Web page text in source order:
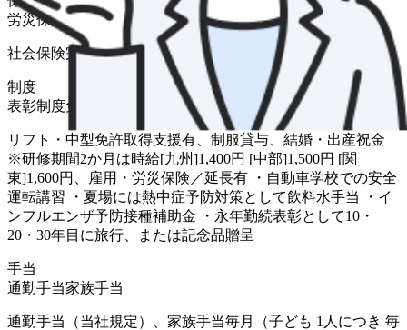
労災保険雇用保険健康保険厚生年金
社会保険完備
制度
表彰制度免許･資格取得制度研修制度 制服貸与
リフト・中型免許取得支援有、制服貸与、結婚・出産祝金
※研修期間2か月は時給[九州]1,400円 [中部]1,500円 [関
東]1,600円、雇用・労災保険／延長有 ・自動車学校での安全
運転講習 ・夏場には熱中症予防対策として飲料水手当 ・イ
ンフルエンザ予防接種補助金 ・永年勤続表彰として10・
20・30年目に旅行、または記念品贈呈
手当
通勤手当家族手当
通勤手当（当社規定）、家族手当毎月（子ども 1人につき 毎